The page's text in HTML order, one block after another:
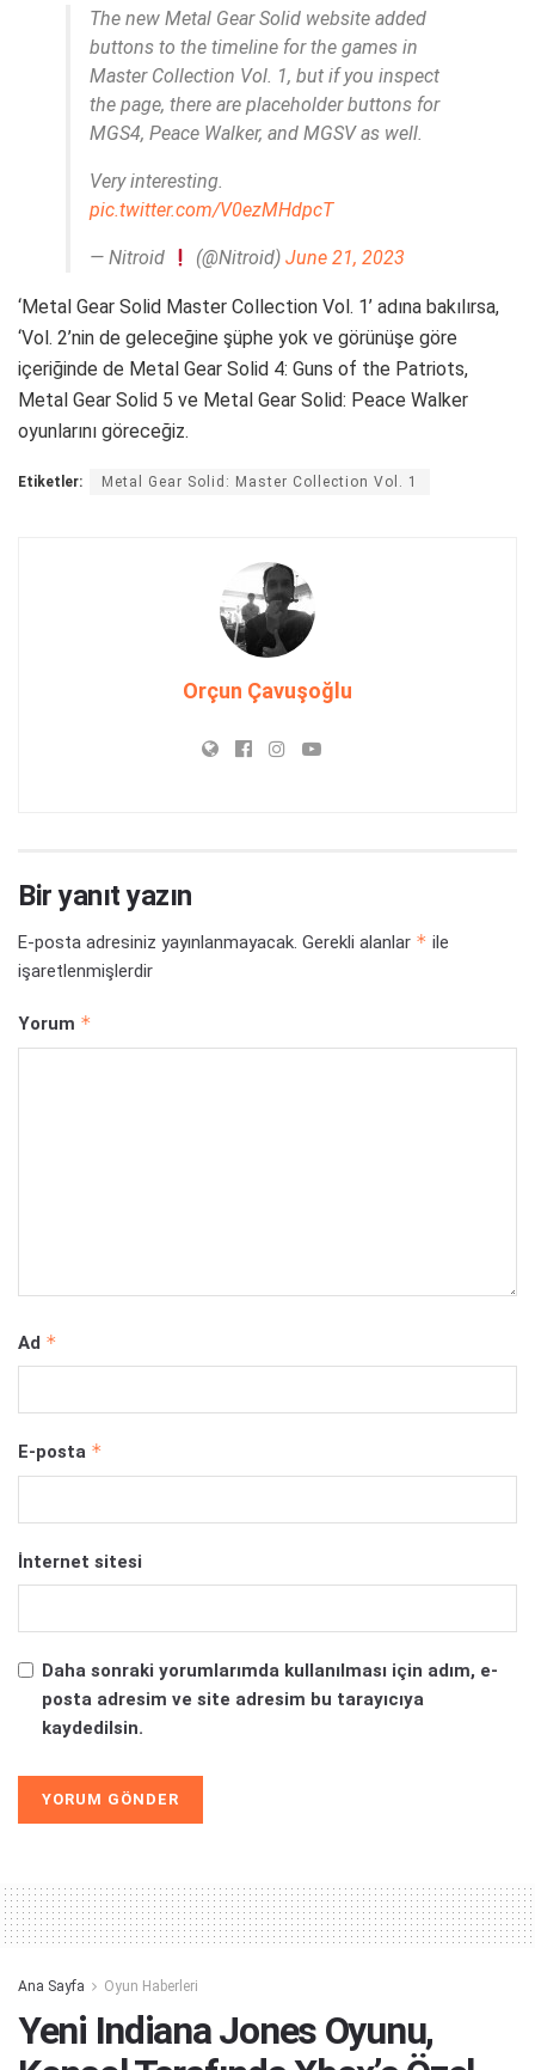
The new Metal Gear Solid website added
buttons to the timeline for the games in
Master Collection Vol. 1, but if you inspect
the page, there are placeholder buttons for
MGS4, Peace Walker, and MGSV as well.
Very interesting.
pic.twitter.com/V0ezMHdpcT
— Nitroid (@Nitroid)June 21, 2023
‘Metal Gear Solid Master Collection Vol. 1’ adına bakılırsa,
‘Vol. 2’nin de geleceğine şüphe yok ve görünüşe göre
içeriğinde de Metal Gear Solid 4: Guns of the Patriots,
Metal Gear Solid 5 ve Metal Gear Solid: Peace Walker
oyunlarını göreceğiz.
Etiketler: Metal Gear Solid: Master Collection Vol. 1
Orçun Çavuşoğlu
Bir yanıt yazın
E-posta adresiniz yayınlanmayacak. Gerekli alanlar * ile
işaretlenmişlerdir
Yorum *
Ad *
E-posta *
İnternet sitesi
Daha sonraki yorumlarımda kullanılması için adım, e-
posta adresim ve site adresim bu tarayıcıya
kaydedilsin.
Ana Sayfa Oyun Haberleri
Yeni Indiana Jones Oyunu,